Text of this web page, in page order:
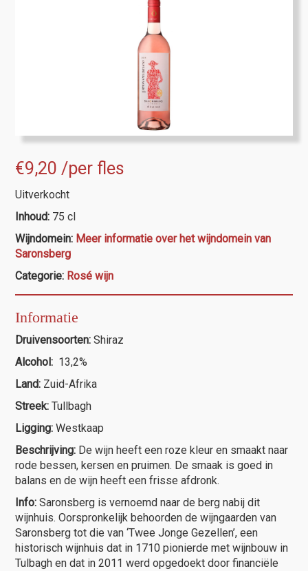
€9,20 /per fles
Uitverkocht
Inhoud: 75 cl
Wijndomein: Meer informatie over het wijndomein van
Saronsberg
Categorie: Rosé wijn
Informatie
Druivensoorten:Shiraz
Alcohol: 13,2%
Land: Zuid-Afrika
Streek: Tullbagh
Ligging: Westkaap
Beschrijving: De wijn heeft een roze kleur en smaakt naar
rode bessen, kersen en pruimen. De smaak is goed in
balans en de wijn heeft een frisse afdronk.
Info: Saronsberg is vernoemd naar de berg nabij dit
wijnhuis. Oorspronkelijk behoorden de wijngaarden van
Saronsberg tot die van ‘Twee Jonge Gezellen’, een
historisch wijnhuis dat in 1710 pionierde met wijnbouw in
Tulbagh en dat in 2011 werd opgedoekt door financiële